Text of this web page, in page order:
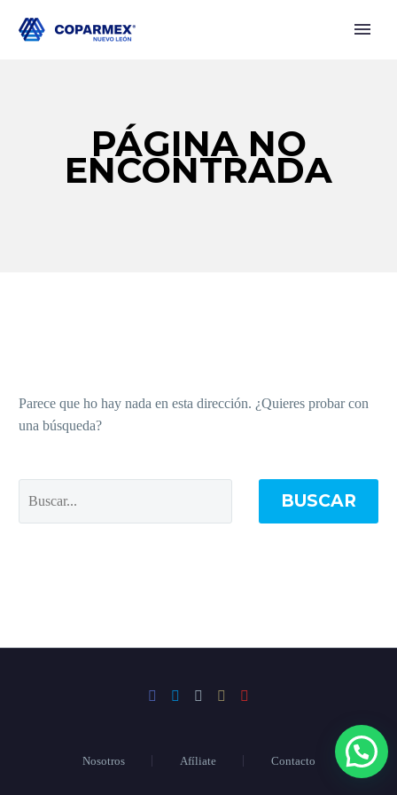
PÁGINA NO
ENCONTRADA
Parece que ho hay nada en esta dirección. ¿Quieres probar con
una búsqueda?
BUSCAR
Nosotros Afíliate Contacto